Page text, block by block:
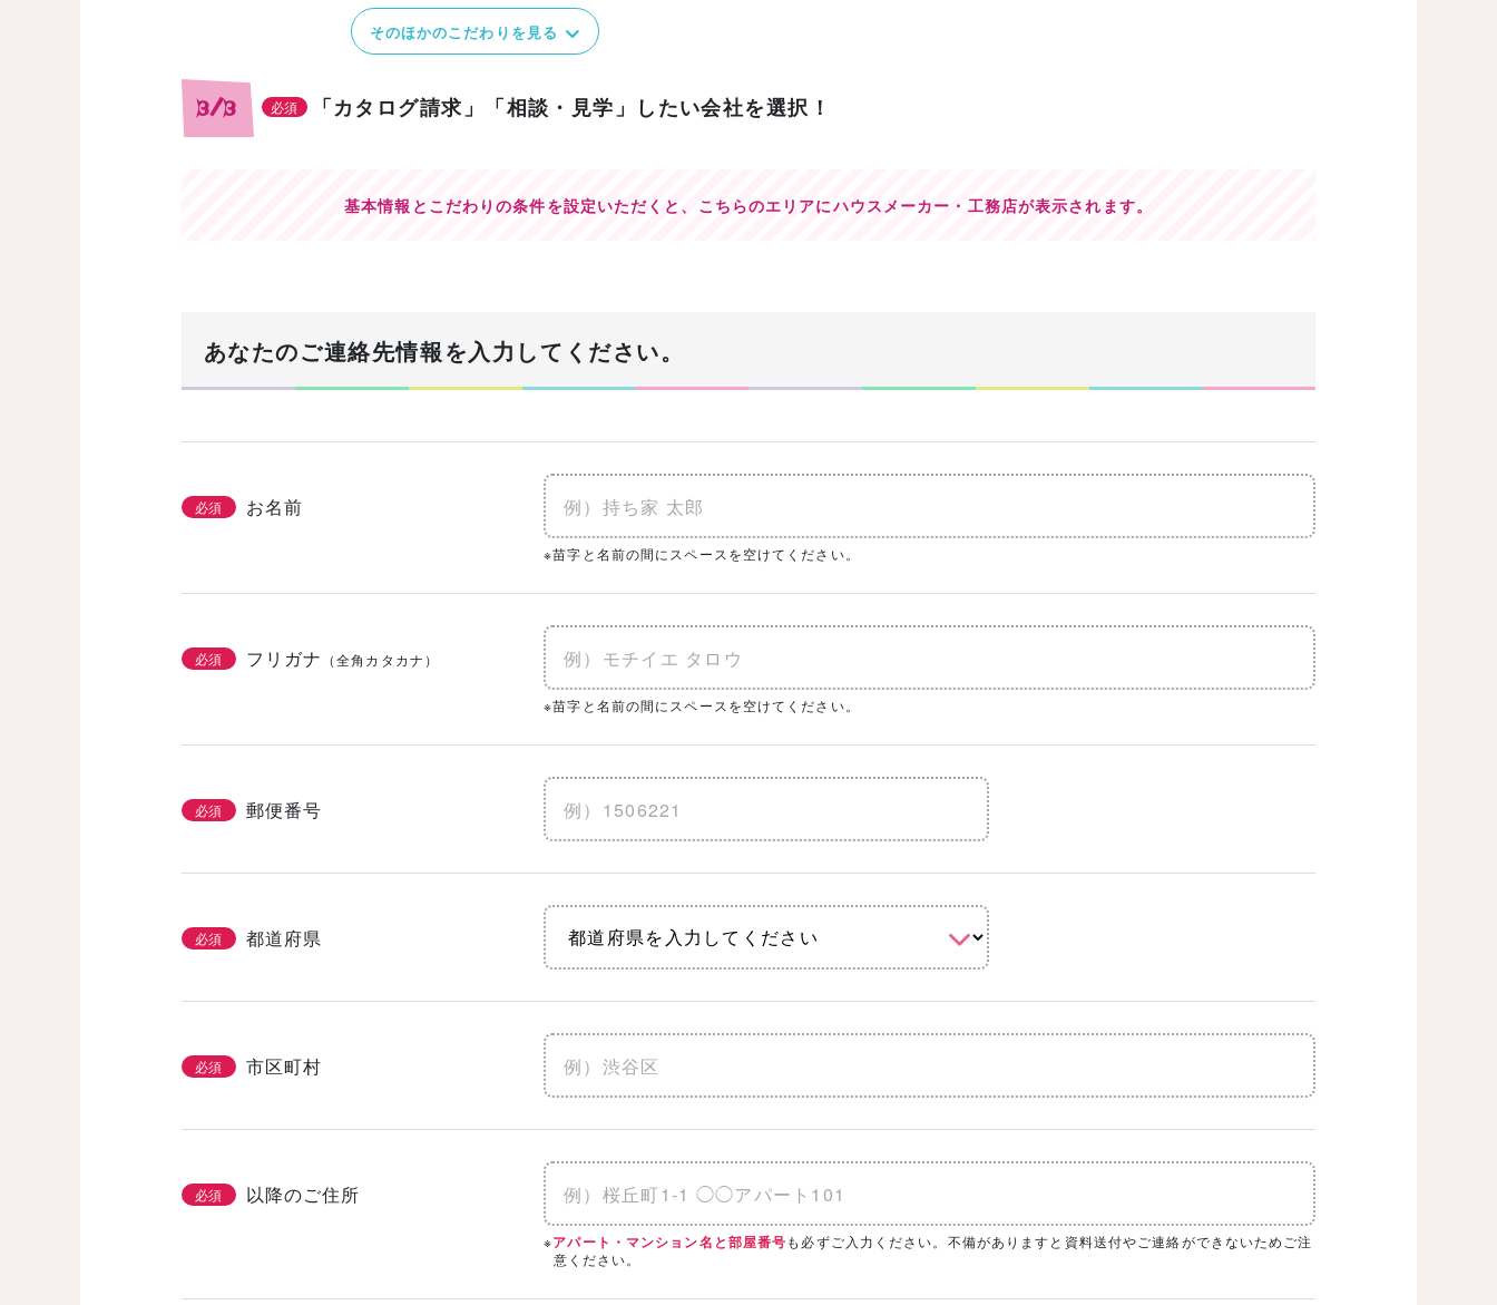
そのほかのこだわりを見る
3/3 必須 「カタログ請求」「相談・見学」したい会社を選択！
基本情報とこだわりの条件を設定いただくと、 こちらのエリアにハウスメーカー・工務店が表示されます。
あなたのご連絡先情報を入力してください。
必須 お名前
※苗字と名前の間にスペースを空けてください。
必須 フリガナ （全角カタカナ）
※苗字と名前の間にスペースを空けてください。
必須 郵便番号
必須 都道府県
必須 市区町村
必須 以降のご住所
※アパート・マンション名と部屋番号も必ずご入力ください。不備がありますと資料送付やご連絡ができないためご注
意ください。